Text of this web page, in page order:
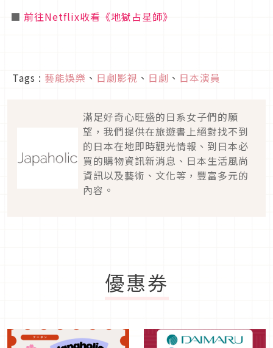
■ 前往Netflix收看《地獄占星師》
Tags : 藝能娛樂 、 日劇影視 、 日劇 、 日本演員
滿足好奇心旺盛的日系女子們的願
望，我們提供在旅遊書上絕對找不到
的日本在地即時觀光情報、到日本必
買的購物資訊新消息、日本生活風尚
資訊以及藝術、文化等，豐富多元的
內容。
優惠券